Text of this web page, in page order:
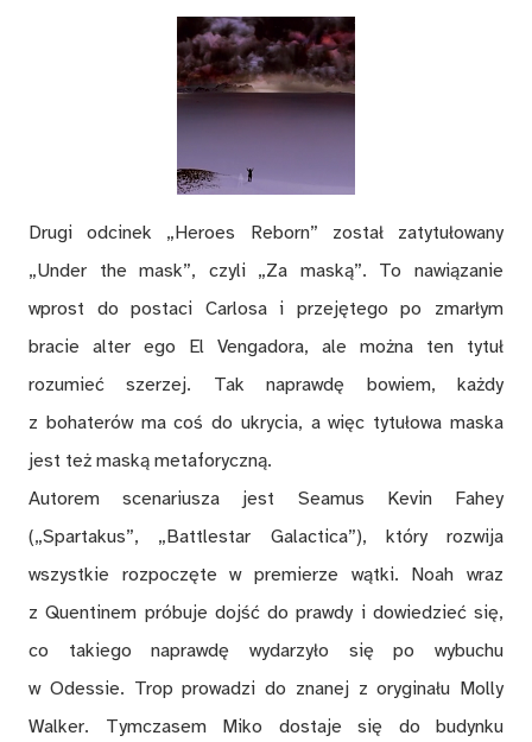
Drugi odcinek „Heroes Reborn” został zatytułowany
„Under the mask”, czyli „Za maską”. To nawiązanie
wprost do postaci Carlosa i przejętego po zmarłym
bracie alter ego El Vengadora, ale można ten tytuł
rozumieć szerzej. Tak naprawdę bowiem, każdy
z bohaterów ma coś do ukrycia, a więc tytułowa maska
jest też maską metaforyczną.
Autorem scenariusza jest Seamus Kevin Fahey
(„Spartakus”, „Battlestar Galactica”), który rozwija
wszystkie rozpoczęte w premierze wątki. Noah wraz
z Quentinem próbuje dojść do prawdy i dowiedzieć się,
co takiego naprawdę wydarzyło się po wybuchu
w Odessie. Trop prowadzi do znanej z oryginału Molly
Walker. Tymczasem Miko dostaje się do budynku